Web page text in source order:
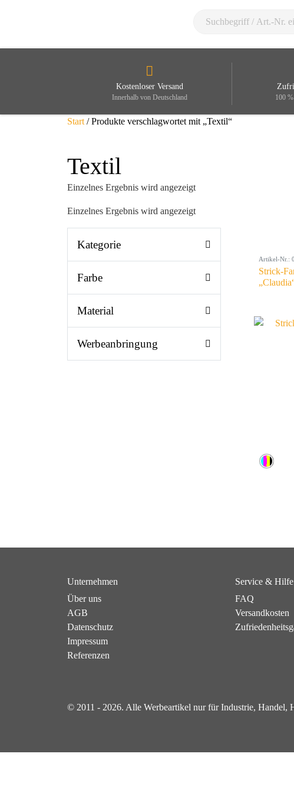
Kostenloser Versand
Innerhalb von Deutschland 100
Start / Produkte verschlagwortet mit „Textil“
Textil
Einzelnes Ergebnis wird angezeigt
Einzelnes Ergebnis wird angezeigt
Kategorie
Farbe
Material
Werbeanbringung
Artikel-Nr.:
Strick-
Unternehmen
Über uns
AGB
Datenschutz
Impressum
Referenzen
Service & Hilfe
FAQ
Versandkosten
© 2011 - 2026. Alle Werbeartikel nur für Industrie, Handel,